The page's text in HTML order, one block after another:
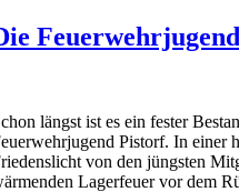
längst ist es ein fester
Pistorf. In einer
von den jüngsten
Lagerfeuer vor dem